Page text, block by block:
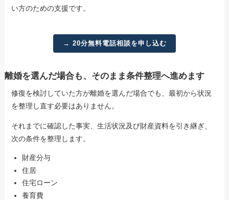
い方のための支援です。
→ 20分無料電話相談を申し込む
離婚を選んだ場合も、そのまま条件整理へ進めます
修復を検討していた方が離婚を選んだ場合でも、最初から状況
を整理し直す必要はありません。
それまでに確認した事実、生活状況及び財産資料を引き継ぎ、
次の条件を整理します。
財産分与
住居
住宅ローン
養育費